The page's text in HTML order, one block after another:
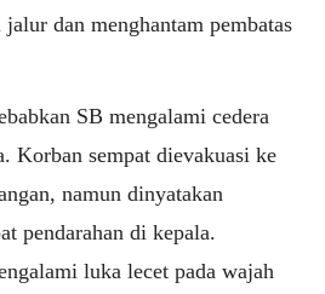
dan menghantam pembatas
SB mengalami cedera
Korban sempat dievakuasi ke
namun dinyatakan
pendarahan di kepala.
luka lecet pada wajah